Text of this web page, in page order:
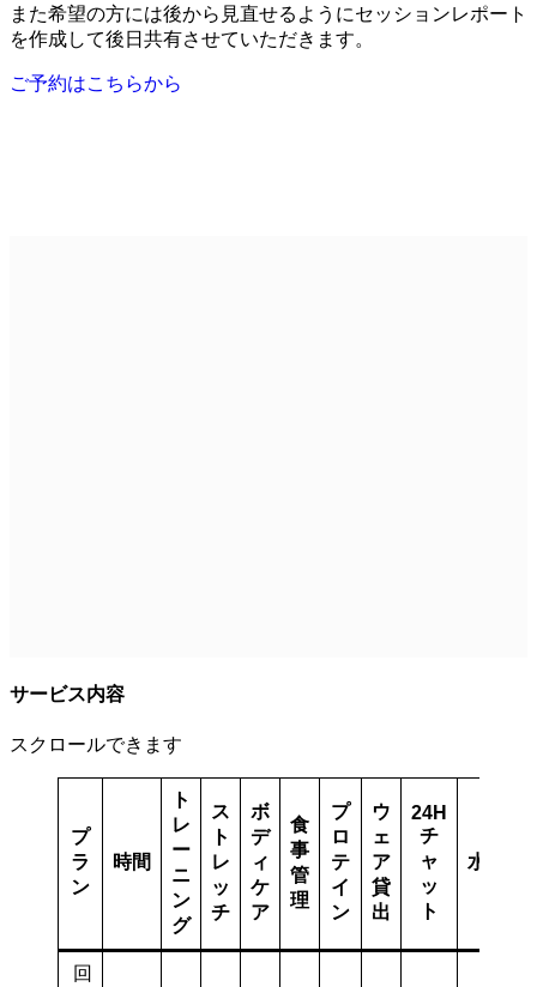
また希望の方には後から見直せるようにセッションレポート
を作成して後日共有させていただきます。
ご予約はこちらから
サービス内容
スクロールできます
プ
ラ
ン
時間
ト
レ
ー
ニ
ン
グ
ス
ト
レ
ッ
チ
ボ
デ
ィ
ケ
ア
食
事
管
理
プ
ロ
テ
イ
ン
ウ
ェ
ア
貸
出
24H
チ
ャ
ッ
ト
水
回